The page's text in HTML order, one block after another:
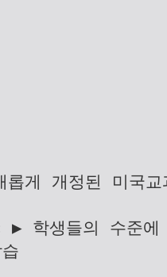
게 개정된 미국교
학생들의 수준에